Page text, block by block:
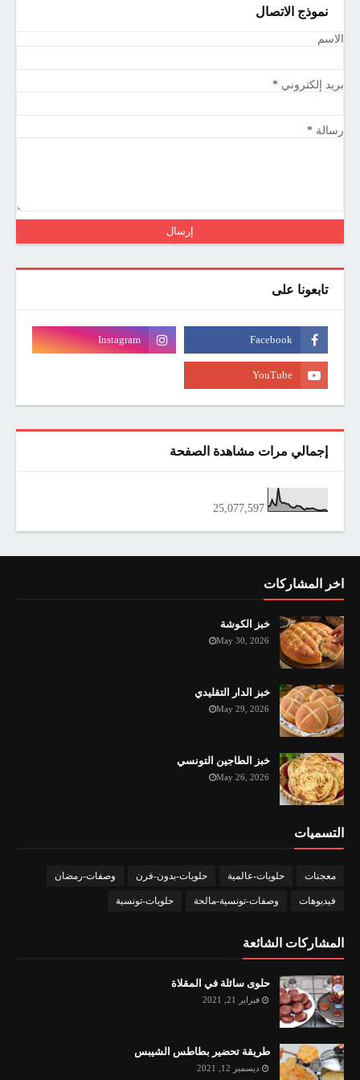
نموذج الاتصال
الاسم
بريد إلكتروني *
رسالة *
تابعونا على
إجمالي مرات مشاهدة الصفحة
25,077,597
اخر المشاركات
خبز الكوشة
May 30, 2026
خبز الدار التقليدي
May 29, 2026
خبز الطاجين التونسي
May 26, 2026
التسميات
معجنات حلويات-عالمية حلويات-بدون-فرن وصفات-رمضان
فيديوهات وصفات-تونسية-مالحة حلويات-تونسية
المشاركات الشائعة
حلوى سائلة في المقلاة
فبراير 21, 2021
طريقة تحضير بطاطس الشيبس
ديسمبر 12, 2021